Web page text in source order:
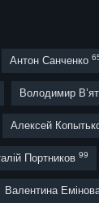
Антон Санченко
Володимир
Алексей
Портников 99
Валентина